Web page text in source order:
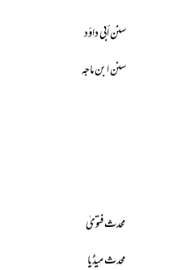
سنن أبي داؤد
سنن ابن ماجه
محدث فتویٰ
محدث میڈیا